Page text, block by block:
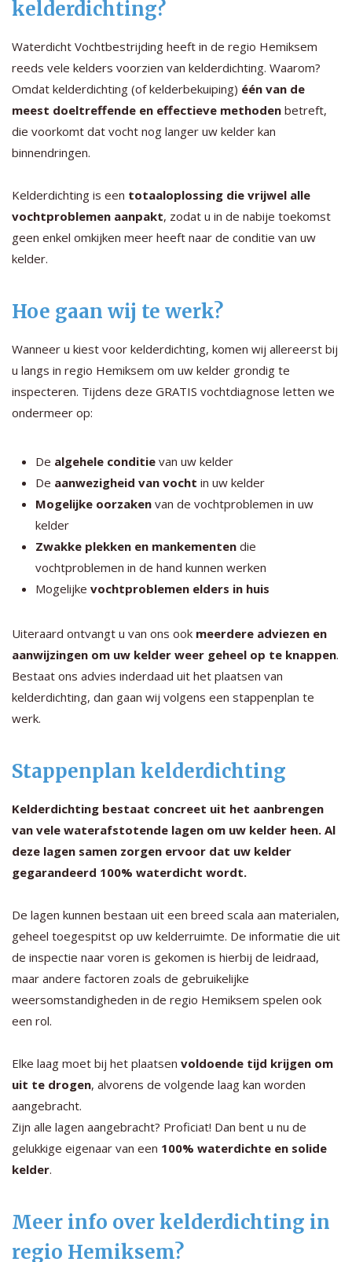
kelderdichting?
Waterdicht Vochtbestrijding heeft in de regio Hemiksem
reeds vele kelders voorzien van kelderdichting. Waarom?
Omdat kelderdichting (of kelderbekuiping) één van de
meest doeltreffende en effectieve methoden betreft,
die voorkomt dat vocht nog langer uw kelder kan
binnendringen.
Kelderdichting is een totaaloplossing die vrijwel alle
vochtproblemen aanpakt, zodat u in de nabije toekomst
geen enkel omkijken meer heeft naar de conditie van uw
kelder.
Hoe gaan wij te werk?
Wanneer u kiest voor kelderdichting, komen wij allereerst bij
u langs in regio Hemiksem om uw kelder grondig te
inspecteren. Tijdens deze GRATIS vochtdiagnose letten we
ondermeer op:
De algehele conditie van uw kelder
De aanwezigheid van vocht in uw kelder
Mogelijke oorzaken van de vochtproblemen in uw
kelder
Zwakke plekken en mankementen die
vochtproblemen in de hand kunnen werken
Mogelijke vochtproblemen elders in huis
Uiteraard ontvangt u van ons ook meerdere adviezen en
aanwijzingen om uw kelder weer geheel op te knappen.
Bestaat ons advies inderdaad uit het plaatsen van
kelderdichting, dan gaan wij volgens een stappenplan te
werk.
Stappenplan kelderdichting
Kelderdichting bestaat concreet uit het aanbrengen
van vele waterafstotende lagen om uw kelder heen. Al
deze lagen samen zorgen ervoor dat uw kelder
gegarandeerd 100% waterdicht wordt.
De lagen kunnen bestaan uit een breed scala aan materialen,
geheel toegespitst op uw kelderruimte. De informatie die uit
de inspectie naar voren is gekomen is hierbij de leidraad,
maar andere factoren zoals de gebruikelijke
weersomstandigheden in de regio Hemiksem spelen ook
een rol.
Elke laag moet bij het plaatsen voldoende tijd krijgen om
uit te drogen, alvorens de volgende laag kan worden
aangebracht.
Zijn alle lagen aangebracht? Proficiat! Dan bent u nu de
gelukkige eigenaar van een 100% waterdichte en solide
kelder.
Meer info over kelderdichting in
regio Hemiksem?